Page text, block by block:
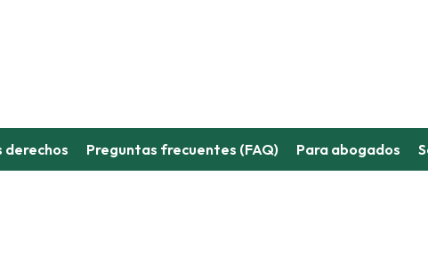
derechos Preguntas frecuentes (FAQ) Para abogados